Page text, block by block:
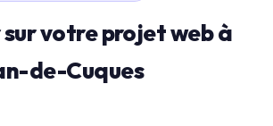
votre projet web à
de-Cuques